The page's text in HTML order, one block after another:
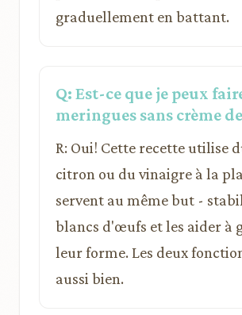
graduellement en battant.
Q: Est-ce que je peux
meringues sans crème
R: Oui! Cette recette utilise
citron ou du vinaigre à la
servent au même but -
blancs d'œufs et les aider à
leur forme. Les deux
aussi bien.